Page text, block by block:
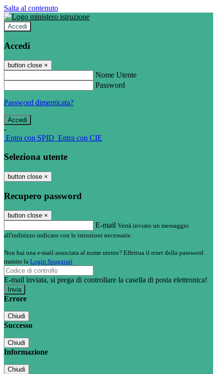
Salta al contenuto
Accedi
Accedi
button close ×
Nome Utente
Password
Password dimenticata?
-
Entra con SPID Entra con CIE
Seleziona utente
button close ×
Recupero password
button close ×
E-mail Verrà inviato un messaggio
all'indirizzo indicato con le istruzioni necessarie.
Non hai una e-mail associata al nome utente? Effettua il reset della password
tramite la Login Spaggiari
E-mail inviata, si prega di controllare la casella di posta elettronica!
Errore
Chiudi
Successo
Chiudi
Informazione
Chiudi